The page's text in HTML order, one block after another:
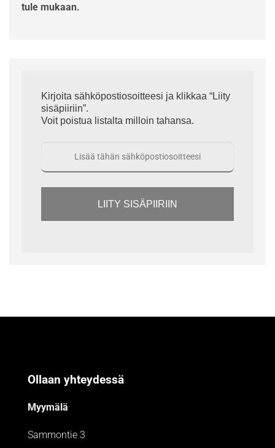
tule mukaan.
Kirjoita sähköpostiosoitteesi ja klikkaa “Liity
sisäpiiriin”.
Voit poistua listalta milloin tahansa.
LIITY SISÄPIIRIIN
Ollaan yhteydessä
Myymälä
Sammontie 3